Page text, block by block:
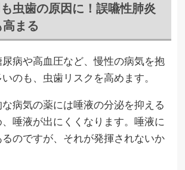
虫歯の原因に！誤嚥性肺炎
まる
病や高血圧など、慢性の病気を抱
のも、虫歯リスクを高めます。
病気の薬には唾液の分泌を抑える
唾液が出にくくなります。唾液に
のですが、それが発揮されないか